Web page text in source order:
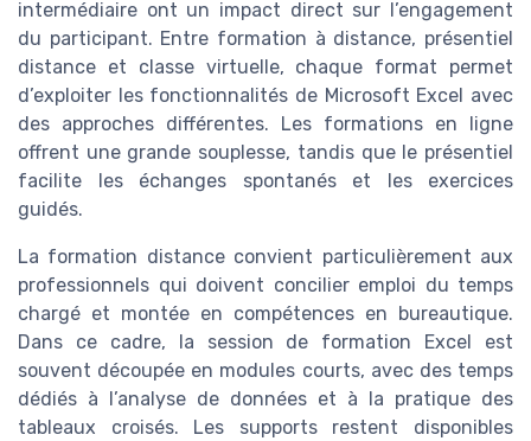
intermédiaire ont un impact direct sur l’engagement
du participant. Entre formation à distance, présentiel
distance et classe virtuelle, chaque format permet
d’exploiter les fonctionnalités de Microsoft Excel avec
des approches différentes. Les formations en ligne
offrent une grande souplesse, tandis que le présentiel
facilite les échanges spontanés et les exercices
guidés.
La formation distance convient particulièrement aux
professionnels qui doivent concilier emploi du temps
chargé et montée en compétences en bureautique.
Dans ce cadre, la session de formation Excel est
souvent découpée en modules courts, avec des temps
dédiés à l’analyse de données et à la pratique des
tableaux croisés. Les supports restent disponibles